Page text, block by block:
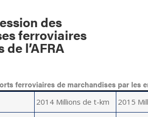
des
ferroviaires
l’AFRA
ferroviaires de marchandises par les
2014 Millions de t-km 2015